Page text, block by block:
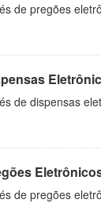
de pregões
de dispensas
de pregões